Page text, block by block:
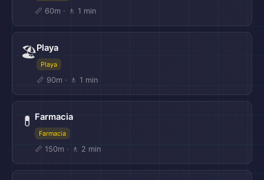
📏 60m · 🚶 1 min
🏖️Playa
Playa
📏 90m · 🚶 1 min
💊 Farmacia
Farmacia
📏 150m · 🚶 2 min